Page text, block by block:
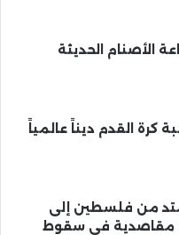
الأصنام الحديثة
كرة القدم ديناً عالمياً
من فلسطين إلى
مقاصدية في سقوط